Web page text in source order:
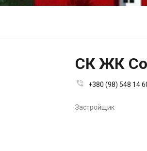
СК ЖК
 +380 (98) 548 14
Застройщик